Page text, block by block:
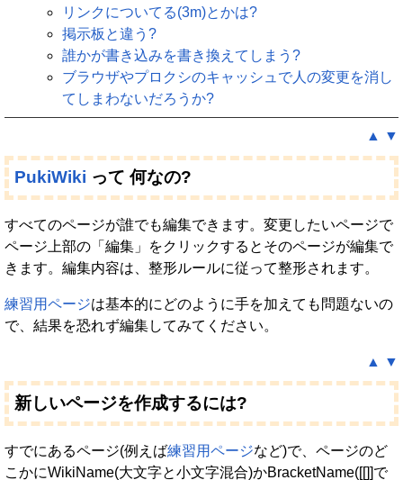
リンクについてる(3m)とかは?
掲示板と違う?
誰かが書き込みを書き換えてしまう?
ブラウザやプロクシのキャッシュで人の変更を消し
てしまわないだろうか?
▲ ▼
PukiWiki って 何なの?
すべてのページが誰でも編集できます。変更したいページで
ページ上部の「編集」をクリックするとそのページが編集で
きます。編集内容は、整形ルールに従って整形されます。
練習用ページは基本的にどのように手を加えても問題ないの
で、結果を恐れず編集してみてください。
▲ ▼
新しいページを作成するには?
すでにあるページ(例えば練習用ページなど)で、ページのど
こかにWikiName(大文字と小文字混合)かBracketName([[]]で